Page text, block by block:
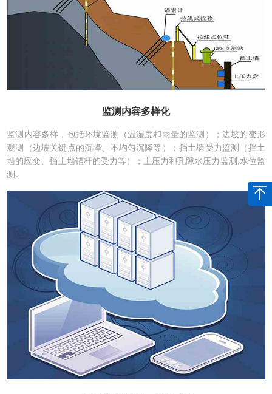
监测内容多样化
监测内容多样，包括环境监测（温湿度和雨量的监测）；边坡的变形
观测（边坡关键点的沉降、不均匀沉降等）；挡土墙受力监测（挡土
墙的应变、挡土墙锚杆的受力等）；土压力和孔隙水压力监测;水位监
测。